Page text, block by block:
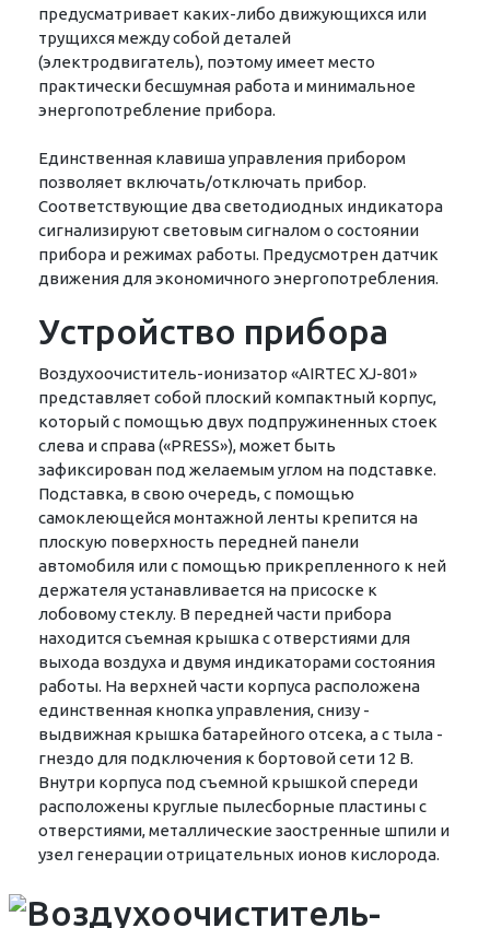
предусматривает каких-либо движующихся или
трущихся между собой деталей
(электродвигатель), поэтому имеет место
практически бесшумная работа и минимальное
энергопотребление прибора.
Единственная клавиша управления прибором
позволяет включать/отключать прибор.
Соответствующие два светодиодных индикатора
сигнализируют световым сигналом о состоянии
прибора и режимах работы. Предусмотрен датчик
движения для экономичного энергопотребления.
Устройство прибора
Воздухоочиститель-ионизатор «АIRTEC XJ-801»
представляет собой плоский компактный корпус,
который с помощью двух подпружиненных стоек
слева и справа («PRESS»), может быть
зафиксирован под желаемым углом на подставке.
Подставка, в свою очередь, с помощью
самоклеющейся монтажной ленты крепится на
плоскую поверхность передней панели
автомобиля или с помощью прикрепленного к ней
держателя устанавливается на присоске к
лобовому стеклу. В передней части прибора
находится съемная крышка с отверстиями для
выхода воздуха и двумя индикаторами состояния
работы. На верхней части корпуса расположена
единственная кнопка управления, снизу -
выдвижная крышка батарейного отсека, а с тыла -
гнездо для подключения к бортовой сети 12 В.
Внутри корпуса под съемной крышкой спереди
расположены круглые пылесборные пластины с
отверстиями, металлические заостренные шпили и
узел генерации отрицательных ионов кислорода.